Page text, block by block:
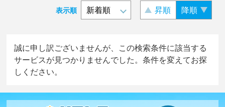
表示順 昇順 降順
誠に申し訳ございませんが、この検索条件に該当する
サービスが見つかりませんでした。条件を変えてお探
しください。